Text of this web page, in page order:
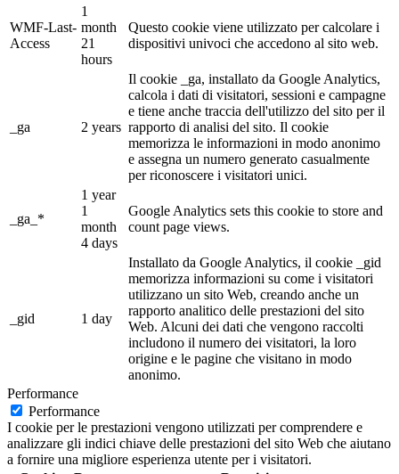
WMF-Last-
Access
1
month
21
hours
Questo cookie viene utilizzato per calcolare i
dispositivi univoci che accedono al sito web.
_ga 2 years
Il cookie _ga, installato da Google Analytics,
calcola i dati di visitatori, sessioni e campagne
e tiene anche traccia dell'utilizzo del sito per il
rapporto di analisi del sito. Il cookie
memorizza le informazioni in modo anonimo
e assegna un numero generato casualmente
per riconoscere i visitatori unici.
_ga_*
1 year
1
month
4 days
Google Analytics sets this cookie to store and
count page views.
_gid 1 day
Installato da Google Analytics, il cookie _gid
memorizza informazioni su come i visitatori
utilizzano un sito Web, creando anche un
rapporto analitico delle prestazioni del sito
Web. Alcuni dei dati che vengono raccolti
includono il numero dei visitatori, la loro
origine e le pagine che visitano in modo
anonimo.
Performance
Performance
I cookie per le prestazioni vengono utilizzati per comprendere e
analizzare gli indici chiave delle prestazioni del sito Web che aiutano
a fornire una migliore esperienza utente per i visitatori.